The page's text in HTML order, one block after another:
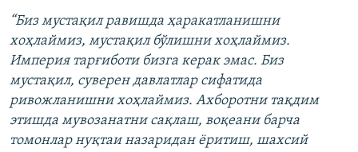
“Биз мустақил равишда ҳаракатланишни
хоҳлаймиз, мустақил бўлишни хоҳлаймиз.
Империя тарғиботи бизга керак эмас. Биз
мустақил, суверен давлатлар сифатида
ривожланишни хоҳлаймиз. Ахборотни тақдим
этишда мувозанатни сақлаш, воқеани барча
томонлар нуқтаи назаридан ёритиш, шахсий